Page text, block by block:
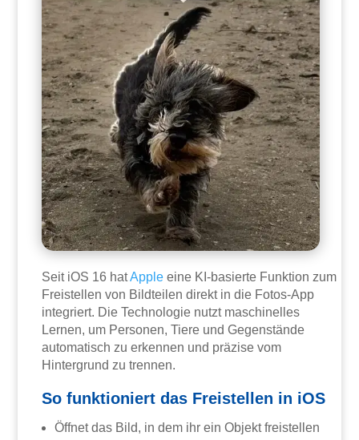
Seit iOS 16 hatApple eine KI-basierte Funktion zum
Freistellen von Bildteilen direkt in die Fotos-App
integriert. Die Technologie nutzt maschinelles
Lernen, um Personen, Tiere und Gegenstände
automatisch zu erkennen und präzise vom
Hintergrund zu trennen.
So funktioniert das Freistellen in iOS
Öffnet das Bild, in dem ihr ein Objekt freistellen